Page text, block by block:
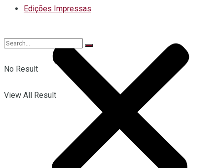
Edições Impressas
No Result
View All Result